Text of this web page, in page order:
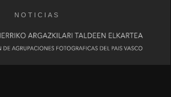
NOTICIAS